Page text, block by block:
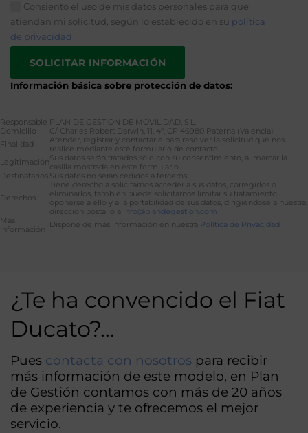
Consiento el uso de mis datos personales para que
atiendan mi solicitud, según lo establecido en su política
de privacidad
Información básica sobre protección de datos:
Responsable PLAN DE GESTIÓN DE MOVILIDAD, S.L.
Domicilio
C/ Charles Robert Darwin, 11, 4ª, CP 46980 Paterna (Valencia)
Finalidad
Atender, registrar y contactarle para resolver la solicitud que nos
realice mediante este formulario de contacto.
LegitimaciónSus datos serán tratados solo con su consentimiento, al marcar la
casilla mostrada en este formulario.
Destinatarios Sus datos no serán cedidos a terceros.
Derechos
Tiene derecho a solicitarnos acceder a sus datos, corregirlos o
eliminarlos, también puede solicitarnos limitar su tratamiento,
oponerse a ello y a la portabilidad de sus datos, dirigiéndose a nuestra
dirección postal o a info@plandegestion.com
Más
información Dispone de más información en nuestra Política de Privacidad
¿Te ha convencido el Fiat
Ducato?…
Pues contacta con nosotros para recibir
más información de este modelo, en Plan
de Gestión contamos con más de 20 años
de experiencia y te ofrecemos el mejor
servicio.